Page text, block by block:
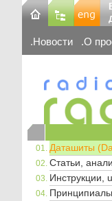
Новости О
Даташиты
Статьи,
Инструкции,